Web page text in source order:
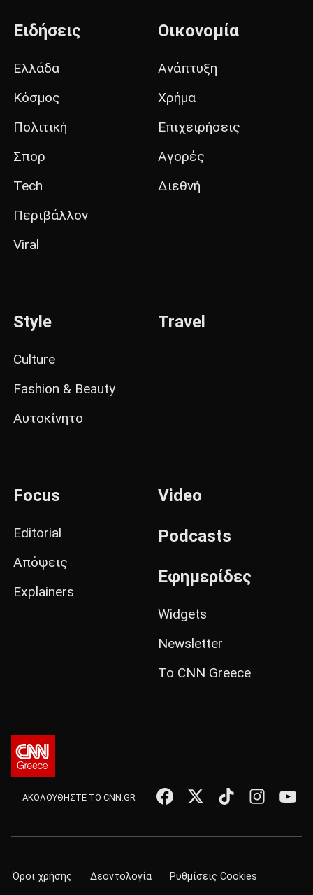
Ειδήσεις
Ελλάδα
Κόσμος
Πολιτική
Σπορ
Tech
Περιβάλλον
Viral
Οικονομία
Ανάπτυξη
Χρήμα
Επιχειρήσεις
Αγορές
Διεθνή
Style
Culture
Fashion & Beauty
Αυτοκίνητο
Travel
Focus
Editorial
Απόψεις
Explainers
Video
Podcasts
Εφημερίδες
Widgets
Newsletter
Το CNN Greece
ΑΚΟΛΟΥΘΗΣΤΕ ΤΟ CNN.GR
Όροι χρήσης Δεοντολογία Ρυθμίσεις Cookies